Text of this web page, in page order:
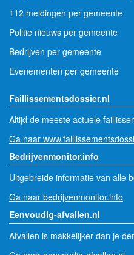
112 meldingen per gemeente
Politie nieuws per gemeente
Bedrijven per gemeente
Evenementen per gemeente
Faillissementsdossier.nl
Altijd de meeste actuele
Ga naar
Bedrijvenmonitor.info
Uitgebreide informatie van alle
Ga naar bedrijvenmonitor.info
Eenvoudig-afvallen.nl
Afvallen is makkelijker dan je